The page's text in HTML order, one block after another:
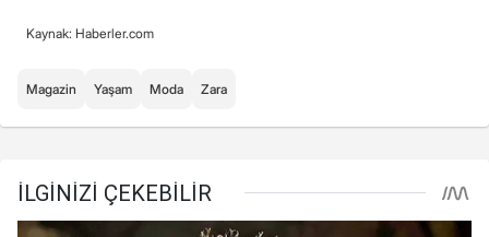
Kaynak: Haberler.com
Magazin Yaşam Moda Zara